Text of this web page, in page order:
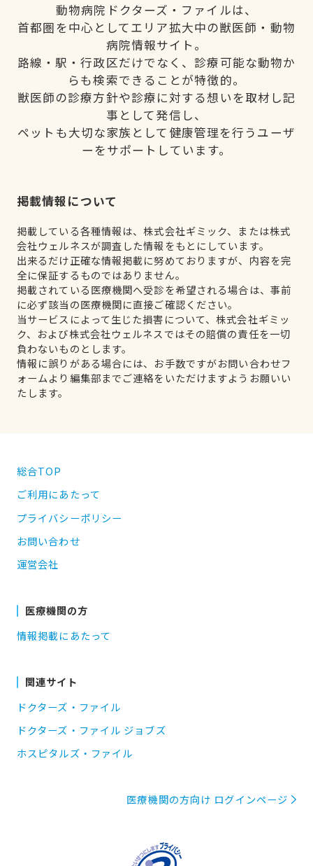
動物病院ドクターズ・ファイルは、
首都圏を中心としてエリア拡大中の獣医師・動物
病院情報サイト。
路線・駅・行政区だけでなく、診療可能な動物か
らも検索できることが特徴的。
獣医師の診療方針や診療に対する想いを取材し記
事として発信し、
ペットも大切な家族として健康管理を行うユーザ
ーをサポートしています。
掲載情報について
掲載している各種情報は、株式会社ギミック、または株式
会社ウェルネスが調査した情報をもとにしています。
出来るだけ正確な情報掲載に努めておりますが、内容を完
全に保証するものではありません。
掲載されている医療機関へ受診を希望される場合は、事前
に必ず該当の医療機関に直接ご確認ください。
当サービスによって生じた損害について、株式会社ギミッ
ク、および株式会社ウェルネスではその賠償の責任を一切
負わないものとします。
情報に誤りがある場合には、お手数ですがお問い合わせフ
ォームより編集部までご連絡をいただけますようお願いい
たします。
総合TOP
ご利用にあたって
プライバシーポリシー
お問い合わせ
運営会社
医療機関の方
情報掲載にあたって
関連サイト
ドクターズ・ファイル
ドクターズ・ファイル ジョブズ
ホスピタルズ・ファイル
医療機関の方向け ログインページ